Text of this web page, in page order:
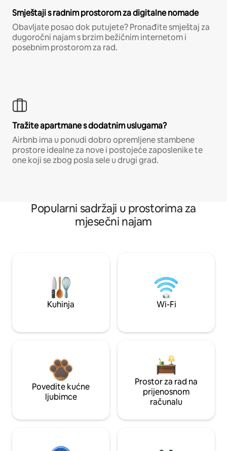
Smještaji s radnim prostorom za digitalne nomade
Obavljate posao dok putujete? Pronađite smještaj za
dugoročni najam s brzim bežičnim internetom i
posebnim prostorom za rad.
Tražite apartmane s dodatnim uslugama?
Airbnb ima u ponudi dobro opremljene stambene
prostore idealne za nove i postojeće zaposlenike te
one koji se zbog posla sele u drugi grad.
Popularni sadržaji u prostorima za
mjesečni najam
Kuhinja Wi-Fi
Povedite kućne
ljubimce
Prostor za rad na
prijenosnom
računalu